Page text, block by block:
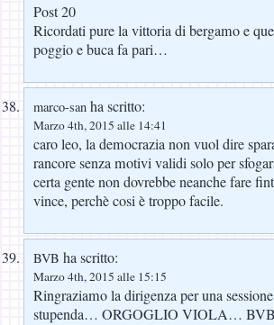
Post 20
Ricordati pure la vittoria di bergamo e
poggio e buca fa pari…
marco-san ha scritto:
Marzo 4th, 2015 alle 14:41
caro leo, la democrazia non vuol dire
rancore senza motivi validi solo per
certa gente non dovrebbe neanche fare
vince, perchè cosi è troppo facile.
BVB ha scritto:
Marzo 4th, 2015 alle 15:15
Ringraziamo la dirigenza per una
stupenda… ORGOGLIO VIOLA…